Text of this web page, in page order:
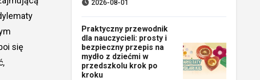
się
2026-08-01
Praktyczny przewodnik
dla nauczycieli: prosty i
bezpieczny przepis na
mydło z dziećmi w
przedszkolu krok po
kroku